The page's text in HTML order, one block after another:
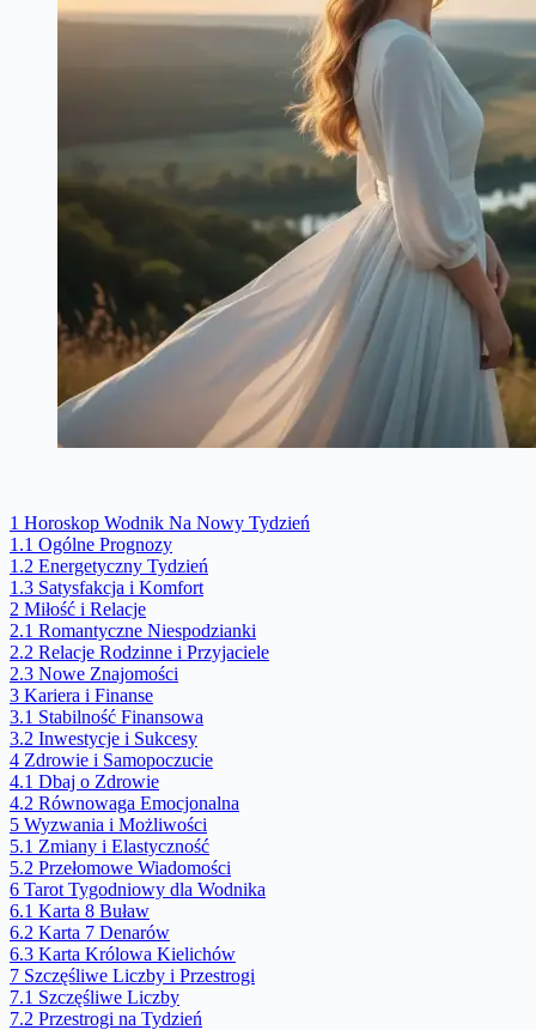
1 Horoskop Wodnik Na Nowy Tydzień
1.1 Ogólne Prognozy
1.2 Energetyczny Tydzień
1.3 Satysfakcja i Komfort
2 Miłość i Relacje
2.1 Romantyczne Niespodzianki
2.2 Relacje Rodzinne i Przyjaciele
2.3 Nowe Znajomości
3 Kariera i Finanse
3.1 Stabilność Finansowa
3.2 Inwestycje i Sukcesy
4 Zdrowie i Samopoczucie
4.1 Dbaj o Zdrowie
4.2 Równowaga Emocjonalna
5 Wyzwania i Możliwości
5.1 Zmiany i Elastyczność
5.2 Przełomowe Wiadomości
6 Tarot Tygodniowy dla Wodnika
6.1 Karta 8 Buław
6.2 Karta 7 Denarów
6.3 Karta Królowa Kielichów
7 Szczęśliwe Liczby i Przestrogi
7.1 Szczęśliwe Liczby
7.2 Przestrogi na Tydzień